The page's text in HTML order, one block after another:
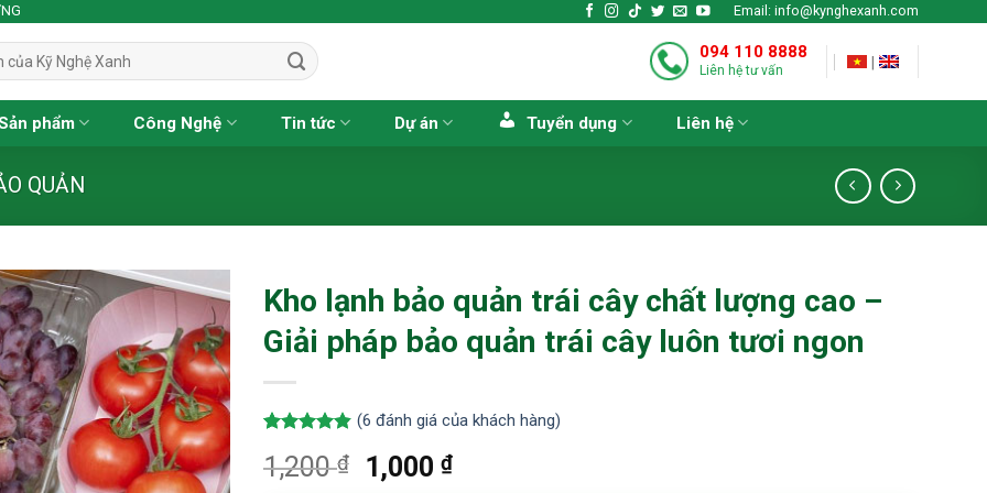
Email: info@kynghexanh.com
094 110 8888
Liên hệ tư vấn
phẩm Công Nghệ Tin tức Dự án Tuyển dụng Liên hệ
QUẢN
Kho lạnh bảo quản trái cây chất lượng cao –
Giải pháp bảo quản trái cây luôn tươi ngon
dựa trên
đánh giá
(6 đánh giá của khách hàng)
1,200₫
Giá
1,000 ₫Giá